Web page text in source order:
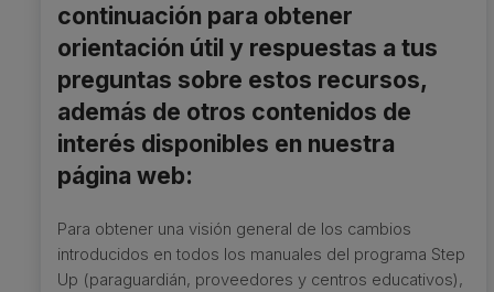
continuación para obtener
orientación útil y respuestas a tus
preguntas sobre estos recursos,
además de otros contenidos de
interés disponibles en nuestra
página web:
Para obtener una visión general de los cambios
introducidos en todos los manuales del programa Step
Up (paraguardián, proveedores y centros educativos),